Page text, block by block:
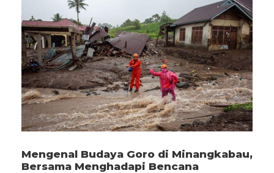
Mengenal Budaya Goro di Minangkabau,
Bersama Menghadapi Bencana